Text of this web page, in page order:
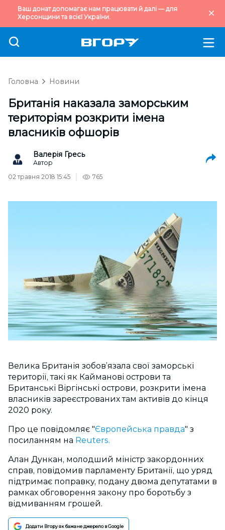
Ваш донат допомагає нам працювати й далі — для
Херсонщини та всієї України.
Головна Новини
Британія наказала заморським
територіям розкрити імена
власників офшорів
Валерія Гресь
Автор
02 травня 2018 15:45
765
Велика Британія зобов’язала свої заморські
території, такі як Кайманові острови та
Британські Віргінські острови, розкрити імена
власників зареєстрованих там активів до кінця
2020 року.
Про це повідомляє "Європейська правда" з
посиланням на Reuters.
Алан Дункан, молодший міністр закордонних
справ, повідомив парламенту Британії, що уряд
підтримає поправку, подану двома депутатами в
рамках обговорення закону про боротьбу з
відмиванням грошей.
Додати Вгору як бажане джерело в Google